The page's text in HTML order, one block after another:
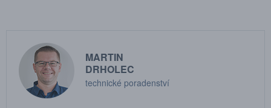
MARTIN
DRHOLEC
technické poradenství